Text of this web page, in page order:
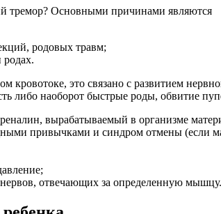
тремор? Основными причинами являются
родовых травм;
родах.
кровотоке, это связано с развитием
либо наоборот быстрые роды, обвитие
вырабатываемый в организме
привычками и синдром отмены (если
отвечающих за определенную мышцу.